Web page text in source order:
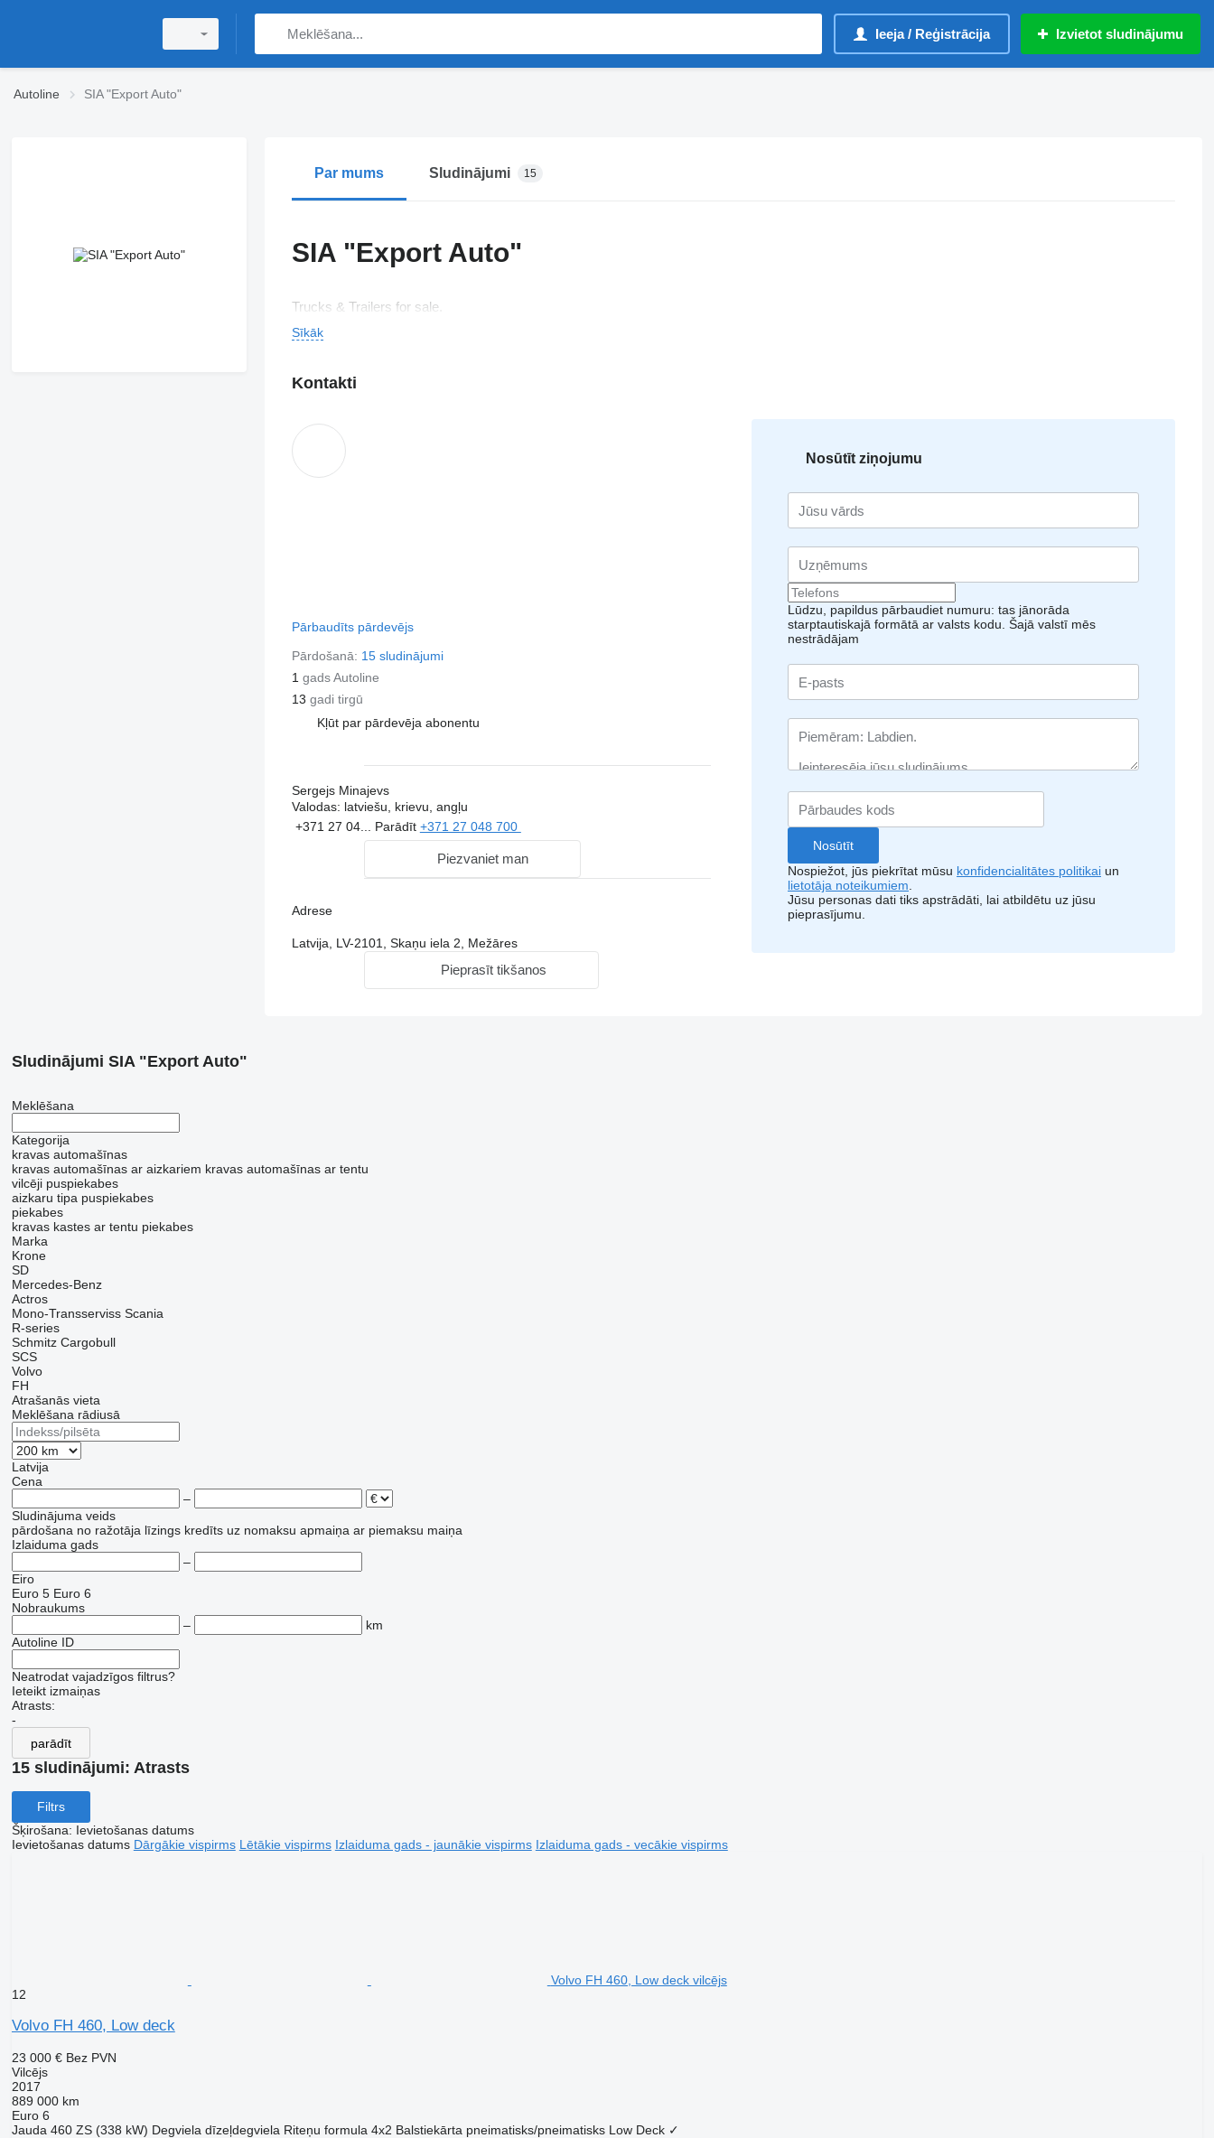
Ieeja / Reģistrācija Izvietot sludinājumu
Autoline SIA "Export Auto"
Par mums Sludinājumi 15
SIA "Export Auto"
Trucks & Trailers for sale.
Sīkāk
Kontakti
Pārbaudīts pārdevējs
Pārdošanā: 15 sludinājumi
1 gads Autoline
13 gadi tirgū
Kļūt par pārdevēja abonentu
Sergejs Minajevs
Valodas: latviešu, krievu, angļu
+371 27 04... Parādīt +371 27 048 700
Piezvaniet man
Adrese
Latvija, LV-2101, Skaņu iela 2, Mežāres
Pieprasīt tikšanos
Nosūtīt ziņojumu
Lūdzu, papildus pārbaudiet numuru: tas jānorāda
starptautiskajā formātā ar valsts kodu. Šajā valstī mēs
nestrādājam
Nospiežot, jūs piekrītat mūsu konfidencialitātes politikai un
lietotāja noteikumiem
Jūsu personas dati tiks apstrādāti, lai atbildētu uz jūsu
pieprasījumu.
Sludinājumi SIA "Export Auto"
Meklēšana
Kategorija
kravas automašīnas
kravas automašīnas ar aizkariem kravas automašīnas ar tentu
vilcēji puspiekabes
aizkaru tipa puspiekabes
piekabes
kravas kastes ar tentu piekabes
Marka
Krone
SD
Mercedes-Benz
Actros
Mono-Transserviss Scania
R-series
Schmitz Cargobull
SCS
Volvo
FH
Atrašanās vieta
Meklēšana rādiusā
Latvija
Cena
–
Sludinājuma veids
pārdošana no ražotāja līzings kredīts uz nomaksu apmaiņa ar piemaksu maiņa
Izlaiduma gads
–
Eiro
Euro 5 Euro 6
Nobraukums
–
km
Autoline ID
Neatrodat vajadzīgos filtrus?
Ieteikt izmaiņas
Atrasts:
-
parādīt
15 sludinājumi: Atrasts
Filtrs
Šķirošana: Ievietošanas datums
Ievietošanas datums Dārgākie vispirms Lētākie vispirms Izlaiduma gads - jaunākie vispirms Izlaiduma gads - vecākie vispirms
Volvo FH 460, Low deck vilcējs
12
Volvo FH 460, Low deck
23 000 € Bez PVN
Vilcējs
2017
889 000 km
Euro 6
Jauda 460 ZS (338 kW) Degviela dīzeļdegviela Riteņu formula 4x2 Balstiekārta pneimatisks/pneimatisks Low Deck ✓